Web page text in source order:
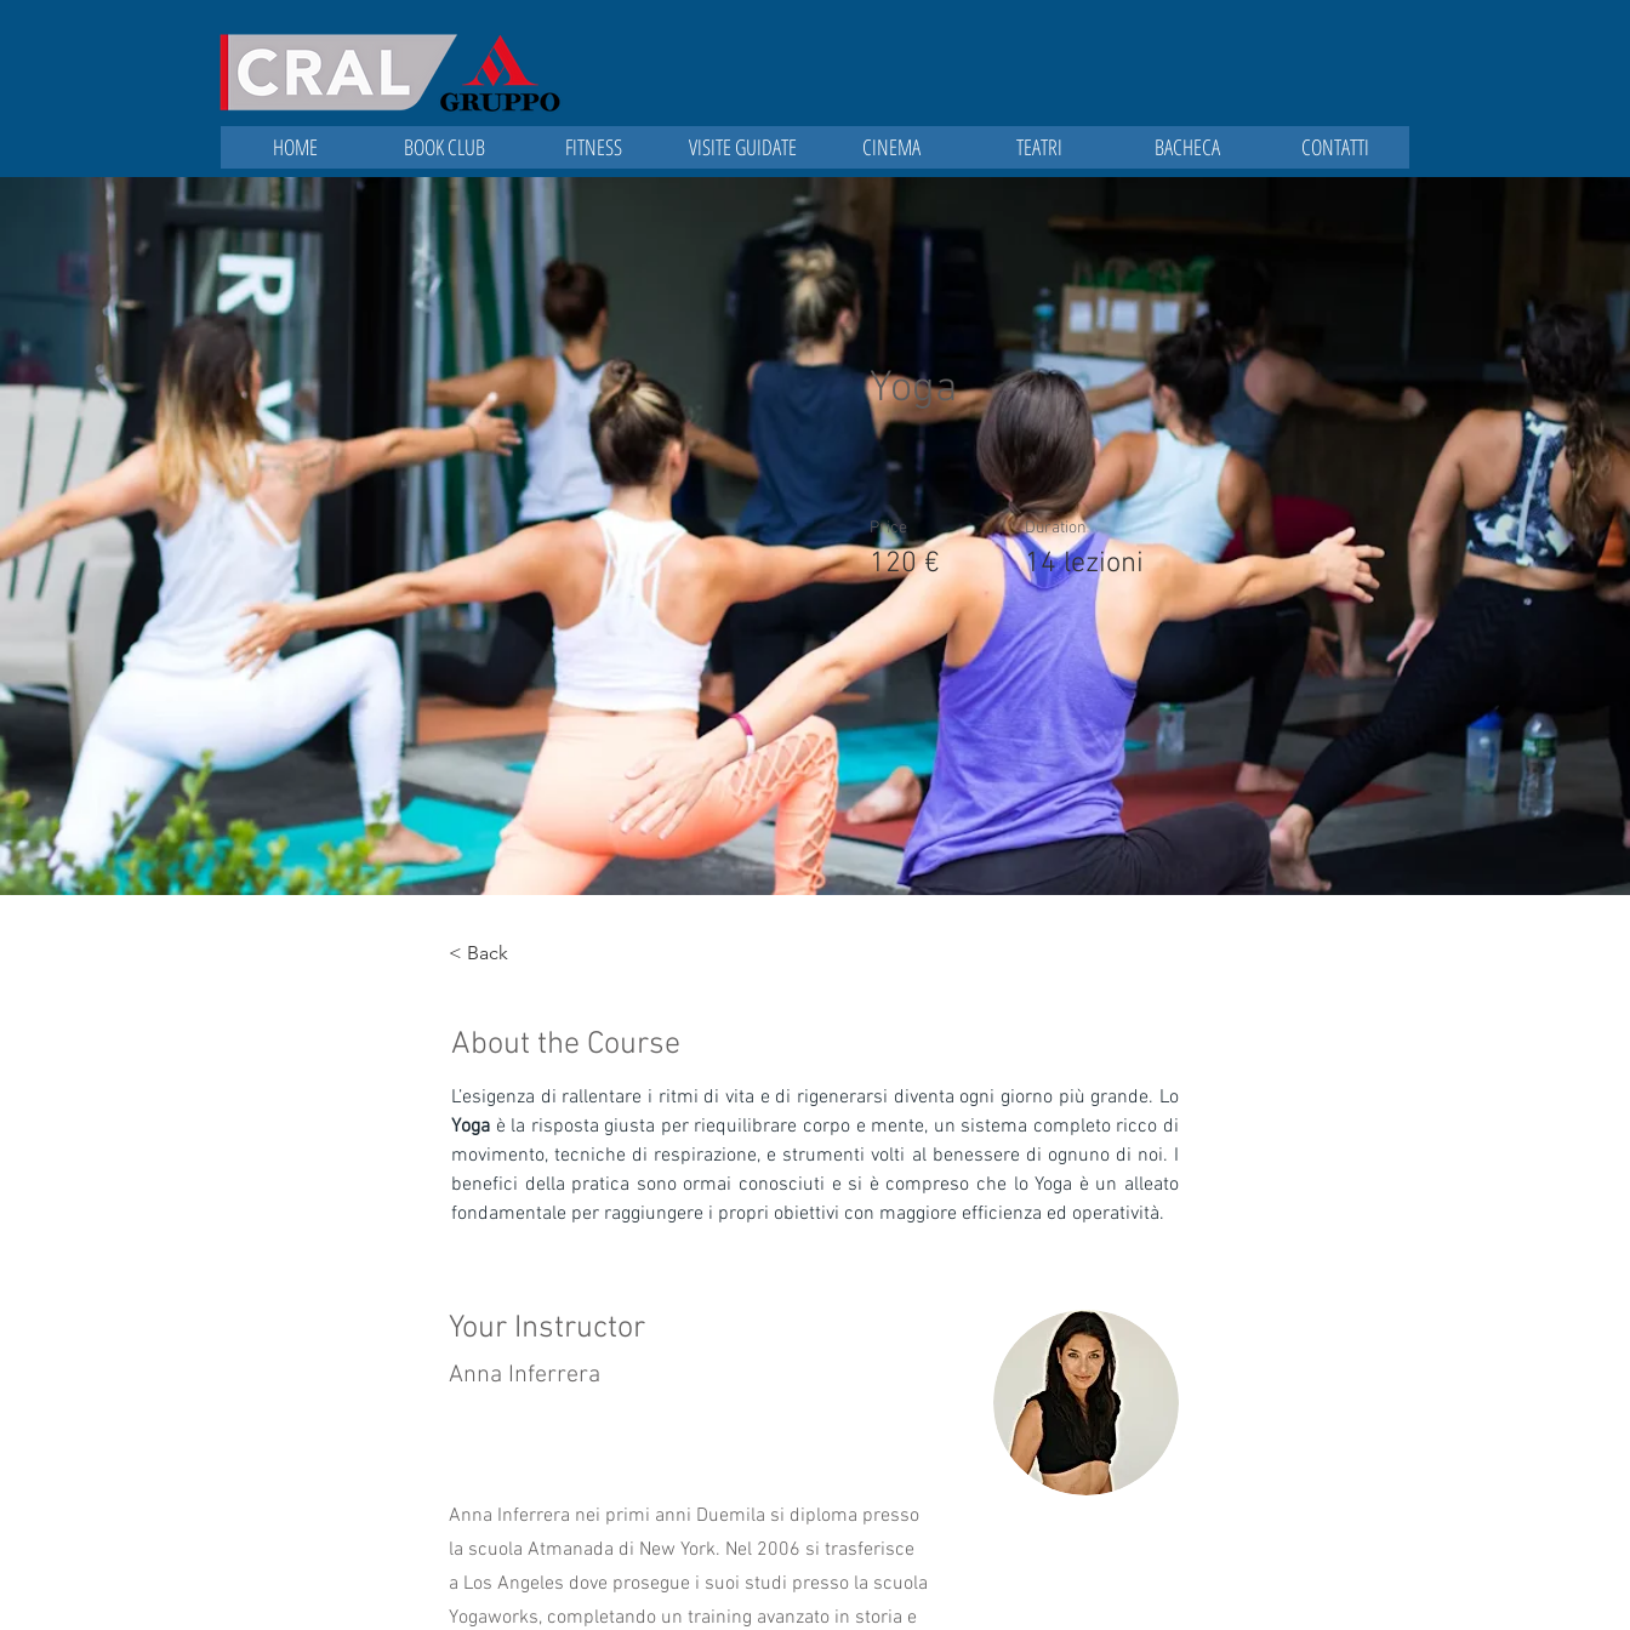
HOME BOOK CLUB FITNESS VISITE GUIDATE CINEMA TEATRI BACHECA CONTATTI
Yoga
Price
120 €
Duration
14 lezioni
< Back
About the Course
Yoga è la risposta giusta per riequilibrare corpo e mente, un sistema completo ricco di
movimento, tecniche di respirazione, e strumenti volti al benessere di ognuno di noi. I
benefici della pratica sono ormai conosciuti e si è compreso che lo Yoga è un alleato
fondamentale per raggiungere i propri obiettivi con maggiore efficienza ed operatività.
Your Instructor
Anna Inferrera
Anna Inferrera nei primi anni Duemila si diploma presso
la scuola Atmanada di New York. Nel 2006 si trasferisce
a Los Angeles dove prosegue i suoi studi presso la scuola
Yogaworks, completando un training avanzato in storia e